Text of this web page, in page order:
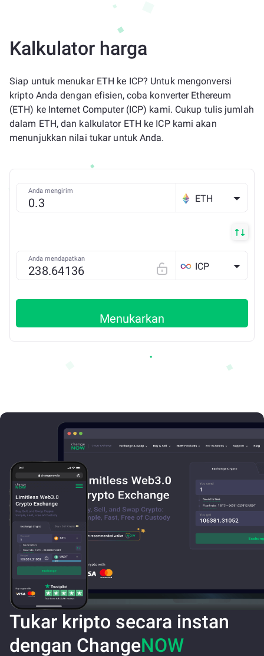
Kalkulator harga
Siap untuk menukar ETH ke ICP? Untuk mengonversi
kripto Anda dengan efisien, coba konverter Ethereum
(ETH) ke Internet Computer (ICP) kami. Cukup tulis jumlah
dalam ETH, dan kalkulator ETH ke ICP kami akan
menunjukkan nilai tukar untuk Anda.
Anda mengirim
ETH
Anda mendapatkan
ICP
Menukarkan
Tukar kripto secara instan
dengan ChangeNOW